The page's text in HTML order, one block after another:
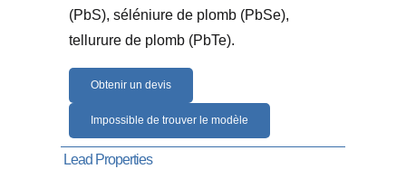
(PbS), séléniure de plomb (PbSe),
tellurure de plomb (PbTe).
Obtenir un devis
Impossible de trouver le modèle
Lead Properties